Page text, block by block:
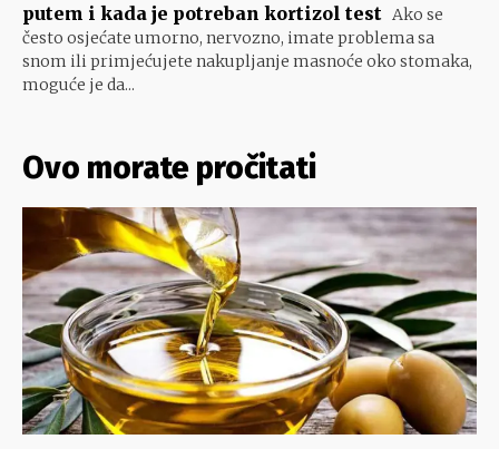
putem i kada je potreban kortizol test Ako se
često osjećate umorno, nervozno, imate problema sa
snom ili primjećujete nakupljanje masnoće oko stomaka,
moguće je da...
Ovo morate pročitati